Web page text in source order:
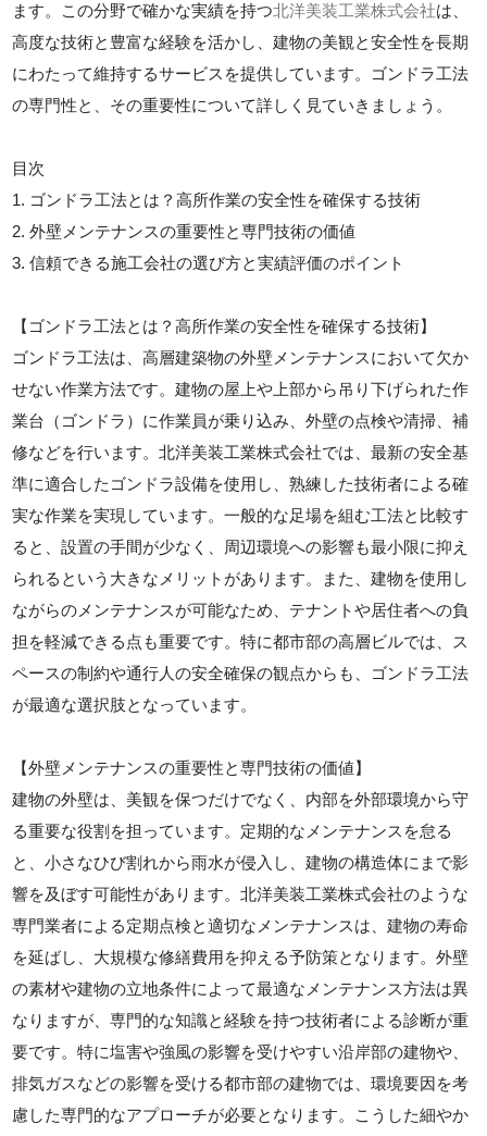
ます。この分野で確かな実績を持つ北洋美装工業株式会社は、
高度な技術と豊富な経験を活かし、建物の美観と安全性を長期
にわたって維持するサービスを提供しています。ゴンドラ工法
の専門性と、その重要性について詳しく見ていきましょう。
目次
1. ゴンドラ工法とは？高所作業の安全性を確保する技術
2. 外壁メンテナンスの重要性と専門技術の価値
3. 信頼できる施工会社の選び方と実績評価のポイント
【ゴンドラ工法とは？高所作業の安全性を確保する技術】
ゴンドラ工法は、高層建築物の外壁メンテナンスにおいて欠か
せない作業方法です。建物の屋上や上部から吊り下げられた作
業台（ゴンドラ）に作業員が乗り込み、外壁の点検や清掃、補
修などを行います。北洋美装工業株式会社では、最新の安全基
準に適合したゴンドラ設備を使用し、熟練した技術者による確
実な作業を実現しています。一般的な足場を組む工法と比較す
ると、設置の手間が少なく、周辺環境への影響も最小限に抑え
られるという大きなメリットがあります。また、建物を使用し
ながらのメンテナンスが可能なため、テナントや居住者への負
担を軽減できる点も重要です。特に都市部の高層ビルでは、ス
ペースの制約や通行人の安全確保の観点からも、ゴンドラ工法
が最適な選択肢となっています。
【外壁メンテナンスの重要性と専門技術の価値】
建物の外壁は、美観を保つだけでなく、内部を外部環境から守
る重要な役割を担っています。定期的なメンテナンスを怠る
と、小さなひび割れから雨水が侵入し、建物の構造体にまで影
響を及ぼす可能性があります。北洋美装工業株式会社のような
専門業者による定期点検と適切なメンテナンスは、建物の寿命
を延ばし、大規模な修繕費用を抑える予防策となります。外壁
の素材や建物の立地条件によって最適なメンテナンス方法は異
なりますが、専門的な知識と経験を持つ技術者による診断が重
要です。特に塩害や強風の影響を受けやすい沿岸部の建物や、
排気ガスなどの影響を受ける都市部の建物では、環境要因を考
慮した専門的なアプローチが必要となります。こうした細やか